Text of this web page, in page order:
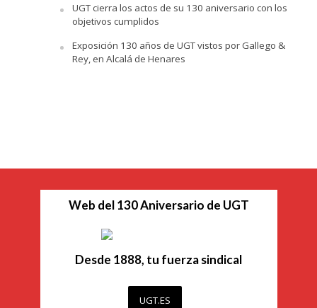
UGT cierra los actos de su 130 aniversario con los
objetivos cumplidos
Exposición 130 años de UGT vistos por Gallego &
Rey, en Alcalá de Henares
Web del 130 Aniversario de UGT
Desde 1888, tu fuerza sindical
UGT.ES